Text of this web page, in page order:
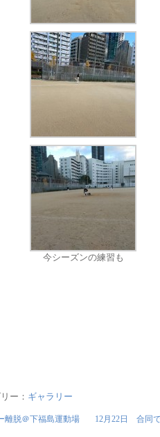
今シーズンの練習も
ー： ギャラリー
離脱＠下福島運動場 12月22日 合同